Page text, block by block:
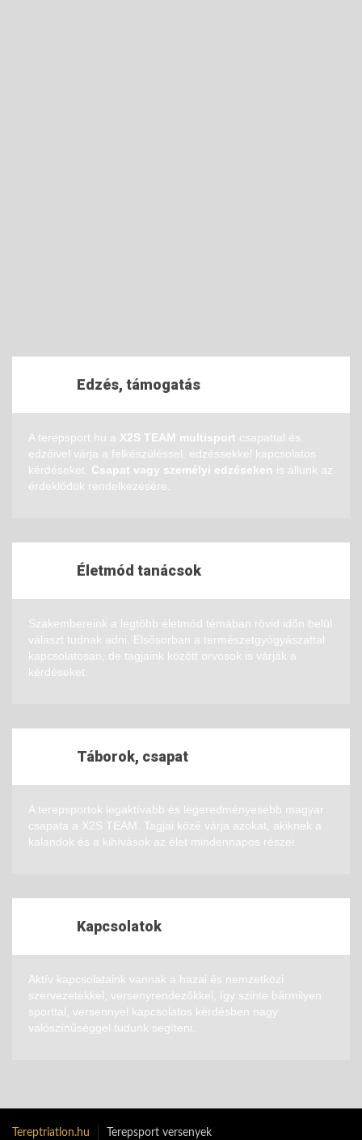
Edzés, támogatás
A terepsport.hu a X2S TEAM multisport csapattal és
edzőivel várja a felkészüléssel, edzéssekkel kapcsolatos
kérdéseket. Csapat vagy személyi edzéseken is állunk az
érdeklődök rendelkezésére.
Életmód tanácsok
Szakembereink a legtöbb életmód témában rövid időn belül
választ tudnak adni. Elsősorban a természetgyógyászattal
kapcsolatosan, de tagjaink között orvosok is várják a
kérdéseket.
Táborok, csapat
A terepsportok legaktívabb és legeredményesebb magyar
csapata a X2S TEAM. Tagjai közé várja azokat, akiknek a
kalandok és a kihívások az élet mindennapos részei.
Kapcsolatok
Aktív kapcsolataink vannak a hazai és nemzetközi
szervezetekkel, versenyrendezőkkel, így szinte bármilyen
sporttal, versennyel kapcsolatos kérdésben nagy
valószínűséggel tudunk segíteni.
Tereptriatlon.hu Terepsport versenyek